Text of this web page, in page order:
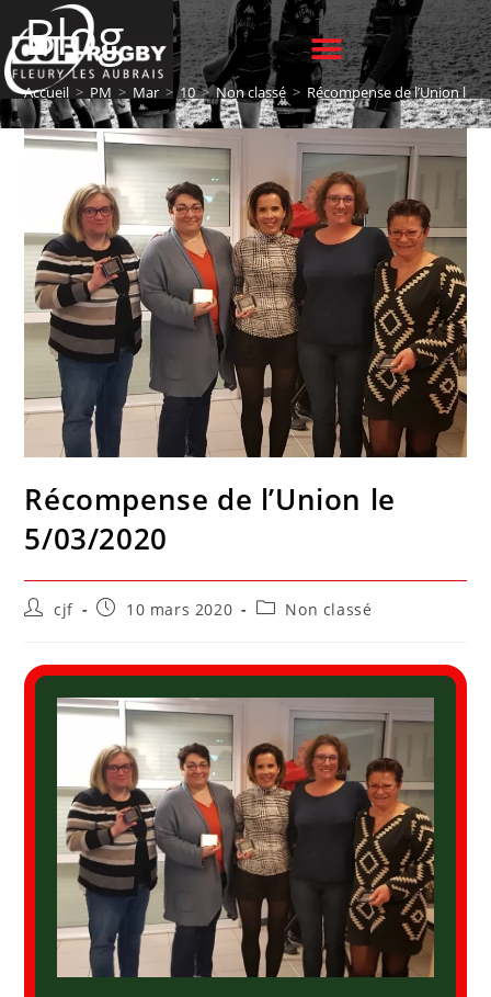
Blog
Accueil > PM > Mar > 10 > Non classé > Récompense de l’Union le
Récompense de l’Union le
5/03/2020
cjf 10 mars 2020 Non classé